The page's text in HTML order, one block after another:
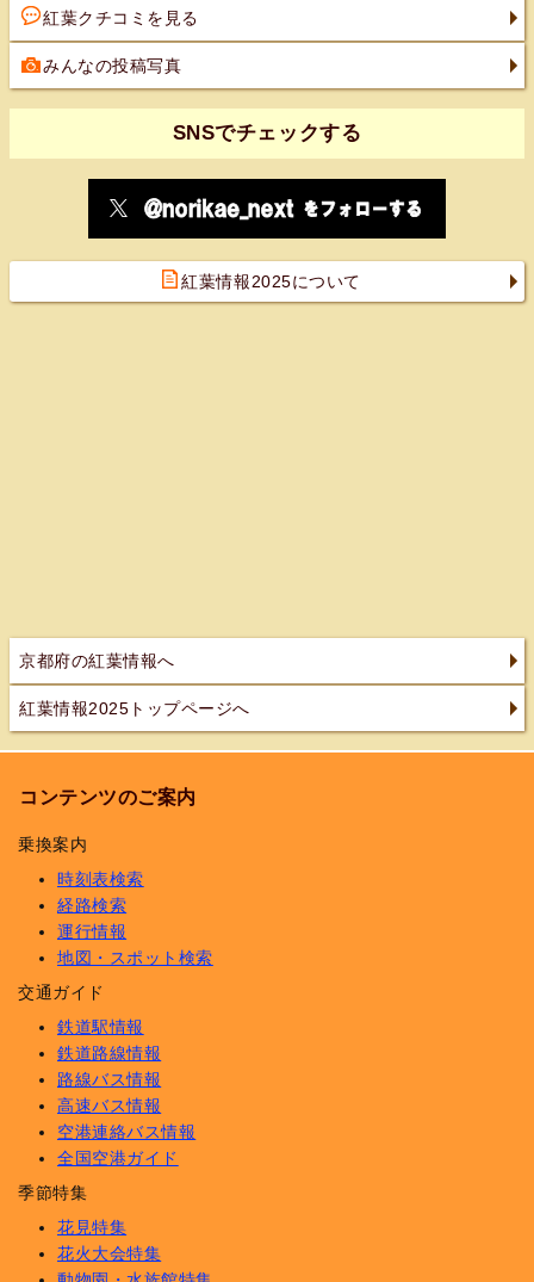
紅葉クチコミを見る
みんなの投稿写真
SNSでチェックする
紅葉情報2025について
京都府の紅葉情報へ
紅葉情報2025トップページへ
コンテンツのご案内
乗換案内
時刻表検索
経路検索
運行情報
地図・スポット検索
交通ガイド
鉄道駅情報
鉄道路線情報
路線バス情報
高速バス情報
空港連絡バス情報
全国空港ガイド
季節特集
花見特集
花火大会特集